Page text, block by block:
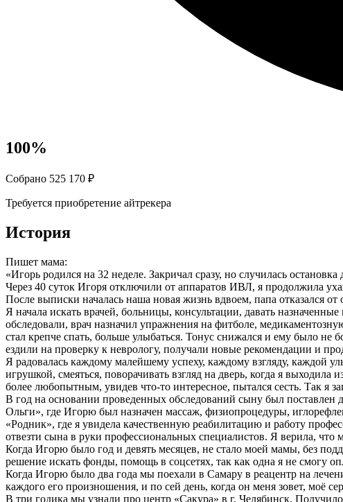
100%
Собрано 525 170 ₽
Требуется приобретение айтрекера
История
Пишет мама:
«​Игорь родился на 32 неделе. Закричал сразу, но случилась
Через 40 суток Игоря отключили от аппаратов ИВЛ, я продолжила
После выписки началась наша новая жизнь вдвоем, папа отказался
Я начала искать врачей, больницы, консультации, давать
обследовали, врач назначил упражнения на фитболе,
стал крепче спать, больше улыбаться. Тонус снижался и ему было
ездили на проверку к неврологу, получали новые рекомендации и
Я радовалась каждому малейшему успеху, каждому взгляду, каждой
игрушкой, смеяться, поворачивать взгляд на дверь, когда я
более любопытным, увидев что-то интересное, пытался сесть. Так я
В год на основании проведенных обследований сыну был
Ольги», где Игорю был назначен массаж, физиопроцедуры,
«Родник», где я увидела качественную реабилитацию и работу
отвезти сына в руки профессиональных специалистов. Я верила,
Когда Игорю было год и девять месяцев, не стало моей мамы, без
решение искать фонды, помощь в соцсетях, так как одна я не смогу
Когда Игорю было два года мы поехали в Самару в реацентр на
каждого его произношения, и по сей день, когда он меня зовет, моё
В три годика мы узнали про центр «Сакура» в г. Челябинск.